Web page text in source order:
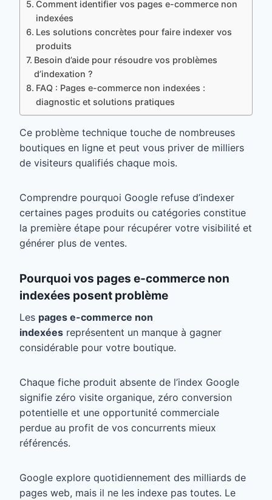
Comment identifier vos pages e-commerce non
indexées
Les solutions concrètes pour faire indexer vos
produits
Besoin d’aide pour résoudre vos problèmes
d’indexation ?
FAQ : Pages e-commerce non indexées :
diagnostic et solutions pratiques
Ce problème technique touche de nombreuses
boutiques en ligne et peut vous priver de milliers
de visiteurs qualifiés chaque mois.
Comprendre pourquoi Google refuse d’indexer
certaines pages produits ou catégories constitue
la première étape pour récupérer votre visibilité et
générer plus de ventes.
Pourquoi vos pages e-commerce non
indexées posent problème
Les pages e-commerce non
indexées représentent un manque à gagner
considérable pour votre boutique.
Chaque fiche produit absente de l’index Google
signifie zéro visite organique, zéro conversion
potentielle et une opportunité commerciale
perdue au profit de vos concurrents mieux
référencés.
Google explore quotidiennement des milliards de
pages web, mais il ne les indexe pas toutes. Le